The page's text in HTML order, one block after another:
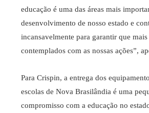
educação é uma das áreas mais
desenvolvimento de nosso estado e
incansavelmente para garantir que
contemplados com as nossas ações”,
Para Crispin, a entrega dos
escolas de Nova Brasilândia é uma
compromisso com a educação no